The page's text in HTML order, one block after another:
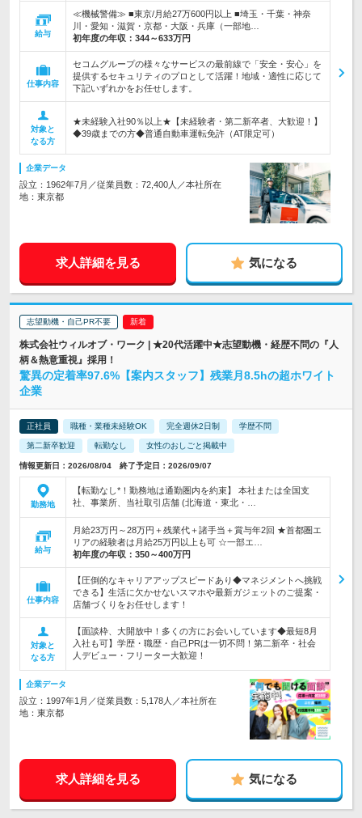
給与
≪機械警備≫ ■東京/月給27万600円以上 ■埼玉・千葉・神奈
川・愛知・滋賀・京都・大阪・兵庫（一部地…
初年度の年収： 344～633万円
仕事内容
セコムグループの様々なサービスの最前線で「安全・安心」を
提供するセキュリティのプロとして活躍！地域・適性に応じて
下記いずれかをお任せします。
対象と
なる方
★未経験入社90％以上★【未経験者・第二新卒者、大歓迎！】
◆39歳までの方◆普通自動車運転免許（AT限定可）
企業データ
設立：1962年7月／従業員数：72,400人／本社所在
地：東京都
求人詳細を見る 気になる
志望動機・自己PR不要
株式会社ウィルオブ・ワーク | ★20代活躍中★志望動機・経歴不問の『人
柄＆熱意重視』採用！
驚異の定着率97.6%【案内スタッフ】残業月8.5hの超ホワイト
企業
正社員 職種・業種未経験OK 完全週休2日制 学歴不問
第二新卒歓迎 転勤なし 女性のおしごと掲載中
情報更新日：2026/08/04 終了予定日：2026/09/07
勤務地
【転勤なし*！勤務地は通勤圏内を約束】 本社または全国支
社、事業所、当社取引店舗 (北海道・東北・…
給与
月給23万円～28万円＋残業代＋諸手当＋賞与年2回 ★首都圏エ
リアの経験者は月給25万円以上も可 ☆一部エ…
初年度の年収： 350～400万円
仕事内容
【圧倒的なキャリアアップスピードあり◆マネジメントへ挑戦
できる】生活に欠かせないスマホや最新ガジェットのご提案・
店舗づくりをお任せします！
対象と
なる方
【面談枠、大開放中！多くの方にお会いしています◆最短8月
入社も可】学歴・職歴・自己PRは一切不問！第二新卒・社会
人デビュー・フリーター大歓迎！
企業データ
設立：1997年1月／従業員数：5,178人／本社所在
地：東京都
求人詳細を見る 気になる